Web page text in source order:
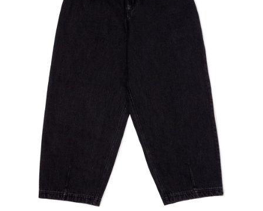
SKATEBOARD
HOMEWARE
THE EDIT